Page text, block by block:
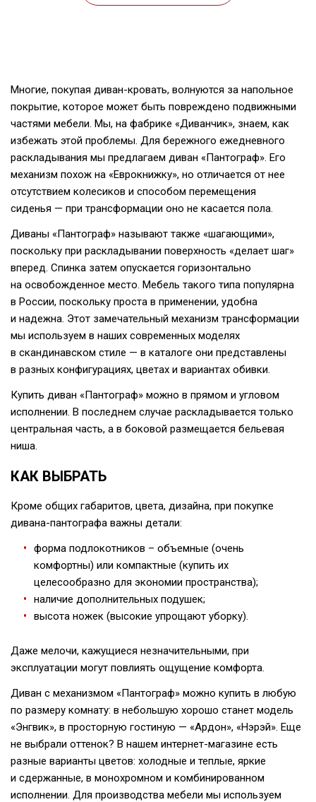
Многие, покупая диван-кровать, волнуются за напольное
покрытие, которое может быть повреждено подвижными
частями мебели. Мы, на фабрике «Диванчик», знаем, как
избежать этой проблемы. Для бережного ежедневного
раскладывания мы предлагаем диван «Пантограф». Его
механизм похож на «Еврокнижку», но отличается от нее
отсутствием колесиков и способом перемещения
сиденья — при трансформации оно не касается пола.
Диваны «Пантограф» называют также «шагающими»,
поскольку при раскладывании поверхность «делает шаг»
вперед. Спинка затем опускается горизонтально
на освобожденное место. Мебель такого типа популярна
в России, поскольку проста в применении, удобна
и надежна. Этот замечательный механизм трансформации
мы используем в наших современных моделях
в скандинавском стиле — в каталоге они представлены
в разных конфигурациях, цветах и вариантах обивки.
Купить диван «Пантограф» можно в прямом и угловом
исполнении. В последнем случае раскладывается только
центральная часть, а в боковой размещается бельевая
ниша.
КАК ВЫБРАТЬ
Кроме общих габаритов, цвета, дизайна, при покупке
дивана-пантографа важны детали:
форма подлокотников – объемные (очень
комфортны) или компактные (купить их
целесообразно для экономии пространства);
наличие дополнительных подушек;
высота ножек (высокие упрощают уборку).
Даже мелочи, кажущиеся незначительными, при
эксплуатации могут повлиять ощущение комфорта.
Диван с механизмом «Пантограф» можно купить в любую
по размеру комнату: в небольшую хорошо станет модель
«Энгвик», в просторную гостиную — «Ардон», «Нэрэй». Еще
не выбрали оттенок? В нашем интернет-магазине есть
разные варианты цветов: холодные и теплые, яркие
и сдержанные, в монохромном и комбинированном
исполнении. Для производства мебели мы используем